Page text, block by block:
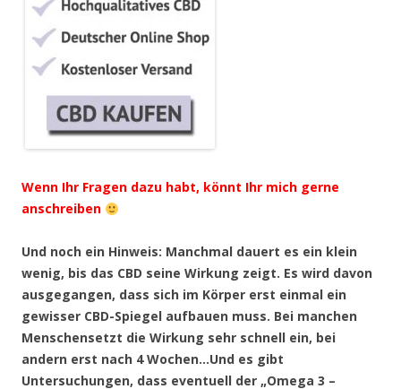
Wenn Ihr Fragen dazu habt, könnt Ihr mich gerne
anschreiben
Und noch ein Hinweis: Manchmal dauert es ein klein
wenig, bis das CBD seine Wirkung zeigt. Es wird davon
ausgegangen, dass sich im Körper erst einmal ein
gewisser CBD-Spiegel aufbauen muss. Bei manchen
Menschensetzt die Wirkung sehr schnell ein, bei
andern erst nach 4 Wochen…Und es gibt
Untersuchungen, dass eventuell der „Omega 3 –